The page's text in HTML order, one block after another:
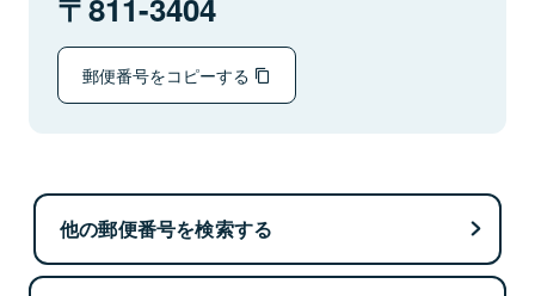
811-3404
郵便番号をコピーする
他の郵便番号を検索する